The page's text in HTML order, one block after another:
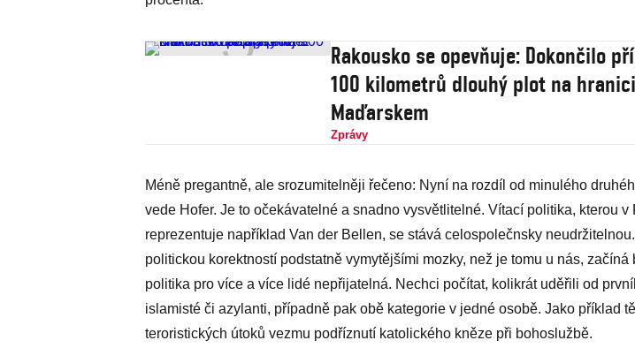
Rakousko se opevňuje: Dokončilo
100 kilometrů dlouhý plot na
Maďarskem
Zprávy
Méně pregantně, ale srozumitelněji řečeno: Nyní na rozdíl od minulého
vede Hofer. Je to očekávatelné a snadno vysvětlitelné. Vítací politika, kterou v
reprezentuje například Van der Bellen, se stává celospolečnsky
politickou korektností podstatně vymytějšími mozky, než je tomu u nás, začíná
politika pro více a více lidé nepřijatelná. Nechci počítat, kolikrát uděřili od
islamisté či azylanti, případně pak obě kategorie v jedné osobě. Jako příklad
teroristických útoků vezmu podříznutí katolického kněze při bohoslužbě.